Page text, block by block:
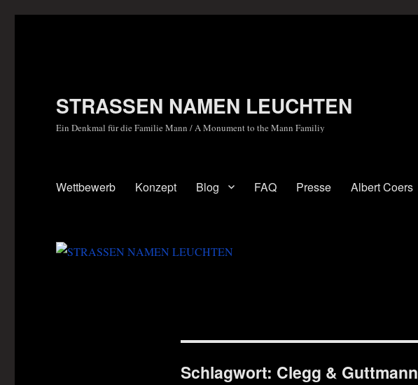
STRASSEN NAMEN LEUCHTEN
Ein Denkmal für die Familie Mann / A Monument to the Mann Familiy
Wettbewerb Konzept Blog FAQ Presse Albert Coers
Schlagwort: Clegg & Guttmann